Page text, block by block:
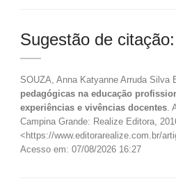
Sugestão de citação:
SOUZA, Anna Katyanne Arruda Silva
pedagógicas na educação
experiências e vivências docentes.
Campina Grande: Realize Editora,
<https://www.editorarealize.com.br/
Acesso em: 07/08/2026 16:27